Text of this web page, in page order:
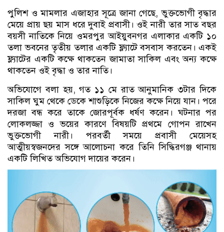
পুলিশ ও মামলার এজাহার সূত্রে জানা গেছে, ভুক্তভোগী বৃদ্ধার
মেয়ে প্রায় ছয় মাস ধরে দুবাই প্রবাসী। ওই নারী তার সাত বছর
বয়সী নাতিকে নিয়ে ওমরপুর আইয়ুবনগর এলাকার একটি ১০
তলা ভবনের তৃতীয় তলার একটি ফ্ল্যাটে বসবাস করতেন। একই
ফ্ল্যাটের একটি কক্ষে থাকতেন জামাতা সাকিল এবং অন্য কক্ষে
থাকতেন ওই বৃদ্ধা ও তার নাতি।
অভিযোগে বলা হয়, গত ১১ মে রাত আনুমানিক ৩টার দিকে
সাকিল ঘুম থেকে ডেকে শাশুড়িকে নিজের কক্ষে নিয়ে যান। পরে
দরজা বন্ধ করে তাকে জোরপূর্বক ধর্ষণ করেন। ঘটনার পর
লোকলজ্জা ও ভয়ের কারণে বিষয়টি প্রথমে গোপন রাখেন
ভুক্তভোগী নারী। পরবর্তী সময়ে প্রবাসী মেয়েসহ
আত্মীয়স্বজনদের সঙ্গে আলোচনা করে তিনি সিদ্ধিরগঞ্জ থানায়
একটি লিখিত অভিযোগ দায়ের করেন।